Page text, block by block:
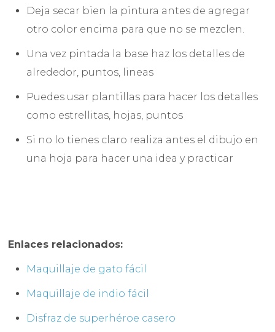
Deja secar bien la pintura antes de agregar
otro color encima para que no se mezclen.
Una vez pintada la base haz los detalles de
alrededor, puntos, lineas
Puedes usar plantillas para hacer los detalles
como estrellitas, hojas, puntos
Si no lo tienes claro realiza antes el dibujo en
una hoja para hacer una idea y practicar
Enlaces relacionados:
Maquillaje de gato fácil
Maquillaje de indio fácil
Disfraz de superhéroe casero